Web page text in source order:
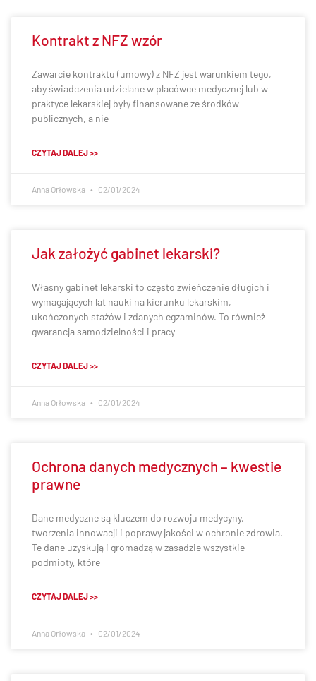
Kontrakt z NFZ wzór
Zawarcie kontraktu (umowy) z NFZ jest warunkiem tego,
aby świadczenia udzielane w placówce medycznej lub w
praktyce lekarskiej były finansowane ze środków
publicznych, a nie
CZYTAJ DALEJ >>
Anna Orłowska 02/01/2024
Jak założyć gabinet lekarski?
Własny gabinet lekarski to często zwieńczenie długich i
wymagających lat nauki na kierunku lekarskim,
ukończonych stażów i zdanych egzaminów. To również
gwarancja samodzielności i pracy
CZYTAJ DALEJ >>
Anna Orłowska 02/01/2024
Ochrona danych medycznych – kwestie
prawne
Dane medyczne są kluczem do rozwoju medycyny,
tworzenia innowacji i poprawy jakości w ochronie zdrowia.
Te dane uzyskują i gromadzą w zasadzie wszystkie
podmioty, które
CZYTAJ DALEJ >>
Anna Orłowska 02/01/2024